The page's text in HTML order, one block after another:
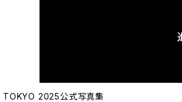
2025公式写真集